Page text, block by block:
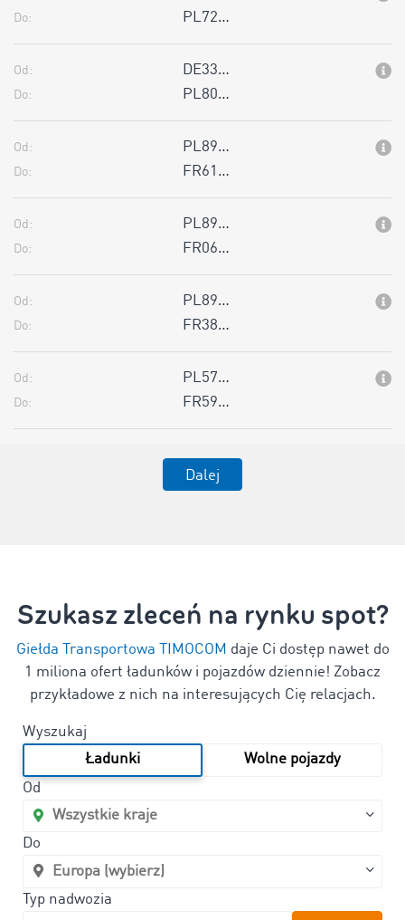
Do: PL72…
Od: DE33…
Do: PL80…
Od: PL89…
Do: FR61…
Od: PL89…
Do: FR06…
Od: PL89…
Do: FR38…
Od: PL57…
Do: FR59…
Dalej
Szukasz zleceń na rynku spot?
Giełda Transportowa TIMOCOM daje Ci dostęp nawet do
1 miliona ofert ładunków i pojazdów dziennie! Zobacz
przykładowe z nich na interesujących Cię relacjach.
Wyszukaj
Ładunki
Wolne pojazdy
Od
Do
Typ nadwozia